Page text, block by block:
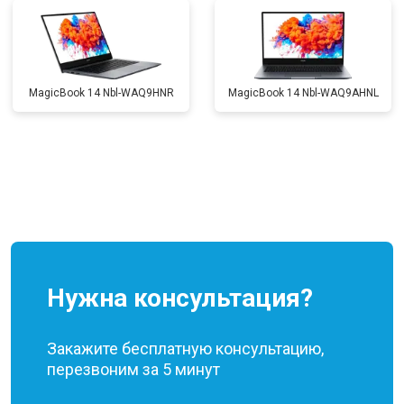
MagicBook 14 Nbl-WAQ9HNR MagicBook 14 Nbl-WAQ9AHNL
Нужна консультация?
Закажите бесплатную консультацию,
перезвоним за 5 минут